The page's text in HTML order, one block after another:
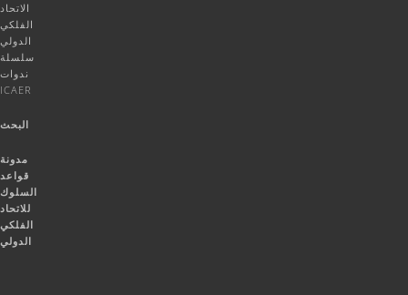
الاتحاد
الفلكي
الدولي
سلسلة
ندوات
ICAER
البحث
مدونة
قواعد
السلوك
للاتحاد
الفلكي
الدولي